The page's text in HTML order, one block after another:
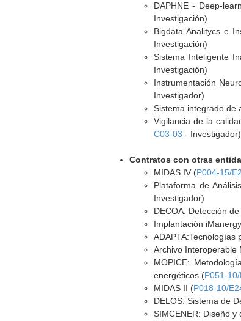
DAPHNE - Deep-
Investigación)
Bigdata Analitycs e
Investigación)
Sistema Inteligente
Investigación)
Instrumentación
Investigador)
Sistema integrado de
Vigilancia de la
C03-03 - Investigador)
Contratos con otras
MIDAS IV (P004-15/
Plataforma de
Investigador)
DECOA: Detección
Implantación
ADAPTA:Tecnologías
Archivo Interoperable
MOPICE:
energéticos (P051-
MIDAS II (P018-10/
DELOS: Sistema de
SIMCENER: Diseño